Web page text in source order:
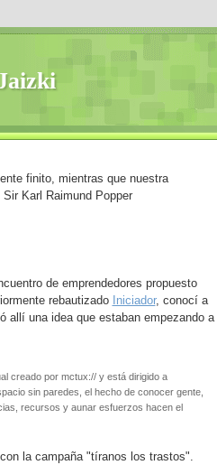
finito, mientras que nuestra
Karl Raimund Popper
de emprendedores propuesto
rebautizado Iniciador, conocí a
allí una idea que estaban empezando a
creado por mctux:// y está dirigido a
sin paredes, el hecho de conocer gente,
recursos y aunar esfuerzos hacen el
la campaña "tíranos los trastos".